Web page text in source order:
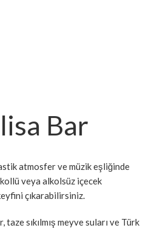
Bar
atmosfer ve müzik eşliğinde
veya alkolsüz içecek
çıkarabilirsiniz.
sıkılmış meyve suları ve Türk